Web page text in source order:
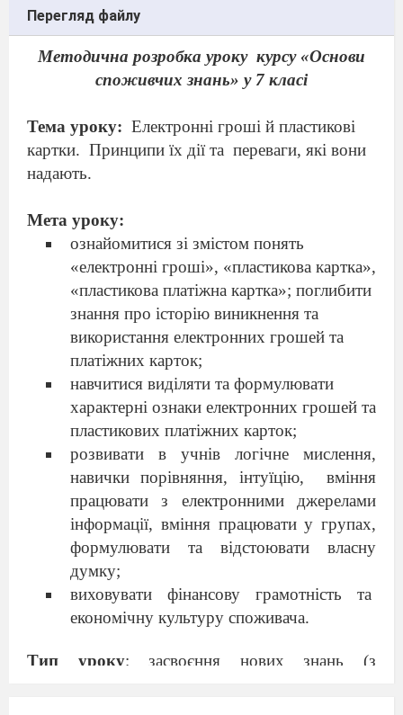
Перегляд файлу
Методична розробка уроку курсу «Основи
споживчих знань» у 7 класі
Тема уроку: Електронні гроші й пластикові
картки. Принципи їх дії та переваги, які вони
надають.​
Мета уроку:
ознайомитися зі змістом понять
«електронні гроші», «пластикова картка»,
«пластикова платіжна картка»; поглибити
знання про історію виникнення та
використання електронних грошей та
платіжних карток;
навчитися виділяти та формулювати
характерні ознаки електронних грошей та
пластикових платіжних карток;
розвивати в учнів логічне мислення,
навички порівняння, інтуїцію,
вміння
працювати з електронними джерелами
інформації, вміння працювати у групах,
формулювати та відстоювати власну
думку;
виховувати фінансову грамотність та
економічну культуру споживача.
Тип уроку: засвоєння нових знань (з